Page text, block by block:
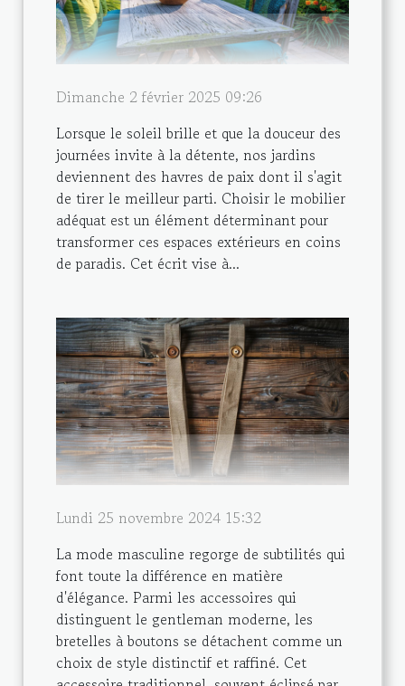
Dimanche 2 février 2025 09:26
Lorsque le soleil brille et que la douceur des
journées invite à la détente, nos jardins
deviennent des havres de paix dont il s'agit
de tirer le meilleur parti. Choisir le mobilier
adéquat est un élément déterminant pour
transformer ces espaces extérieurs en coins
de paradis. Cet écrit vise à...
Lundi 25 novembre 2024 15:32
La mode masculine regorge de subtilités qui
font toute la différence en matière
d'élégance. Parmi les accessoires qui
distinguent le gentleman moderne, les
bretelles à boutons se détachent comme un
choix de style distinctif et raffiné. Cet